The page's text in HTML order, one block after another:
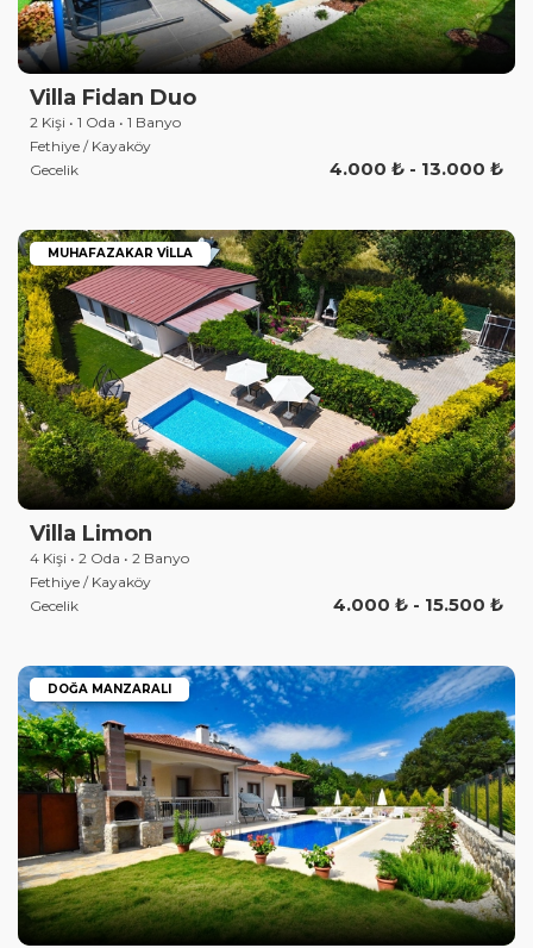
Villa Fidan Duo
2 Kişi • 1 Oda • 1 Banyo
Fethiye / Kayaköy
Gecelik
4.000 ₺ - 13.000 ₺
MUHAFAZAKAR VILLA
Villa Limon
4 Kişi • 2 Oda • 2 Banyo
Fethiye / Kayaköy
Gecelik
4.000 ₺ - 15.500 ₺
DOĞA MANZARALI